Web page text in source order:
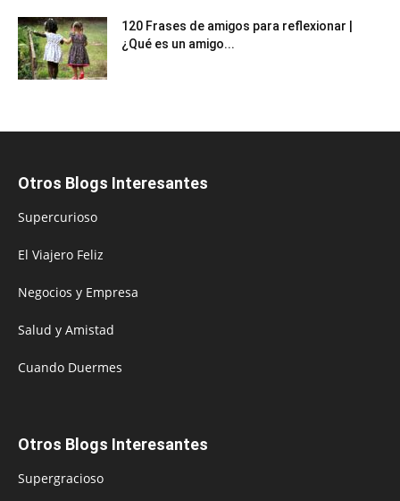
120 Frases de amigos para reflexionar |
¿Qué es un amigo...
Otros Blogs Interesantes
Supercurioso
El Viajero Feliz
Negocios y Empresa
Salud y Amistad
Cuando Duermes
Otros Blogs Interesantes
Supergracioso